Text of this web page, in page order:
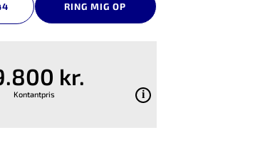
RING MIG OP
kr.
Kontantpris